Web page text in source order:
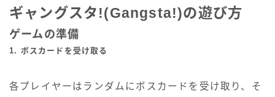
ギャングスタ!(Gangsta!)の遊び方
ゲームの準備
1. ボスカードを受け取る
各プレイヤーはランダムにボスカードを受け取り、そ